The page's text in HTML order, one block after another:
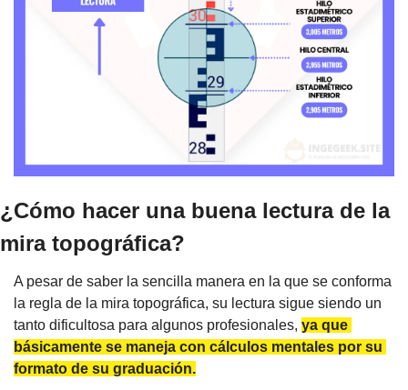
¿Cómo hacer una buena lectura de la
mira topográfica?
A pesar de saber la sencilla manera en la que se conforma
la regla de la mira topográfica, su lectura sigue siendo un
tanto dificultosa para algunos profesionales, ya que
básicamente se maneja con cálculos mentales por su
formato de su graduación.